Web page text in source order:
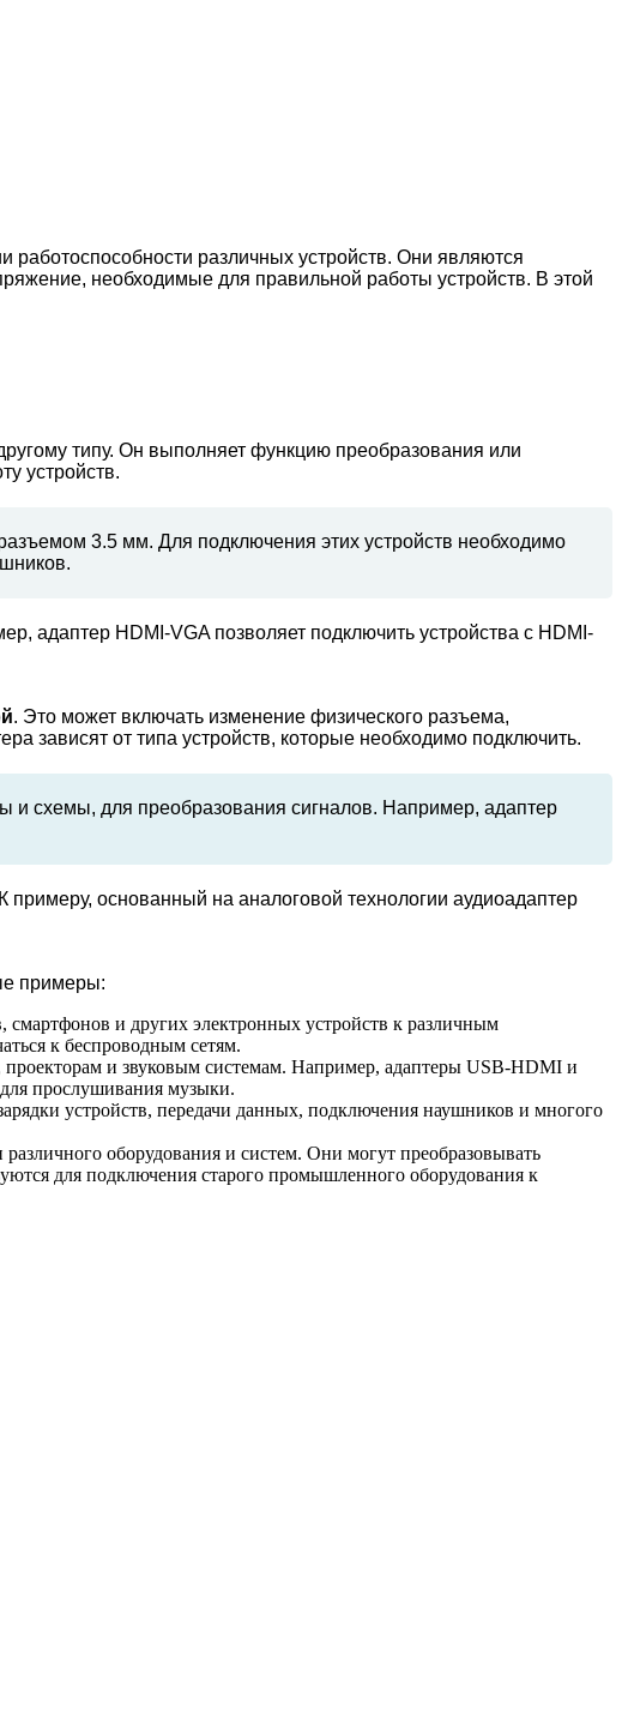
различных устройств. Они являются
необходимые для правильной работы устройств. В этой
типу. Он выполняет функцию преобразования или
устройств.
3.5 мм. Для подключения этих устройств необходимо
адаптер HDMI-VGA позволяет подключить устройства с HDMI-
. Это может включать изменение физического разъема,
зависят от типа устройств, которые необходимо подключить.
и схемы, для преобразования сигналов. Например, адаптер
примеру, основанный на аналоговой технологии аудиоадаптер
примеры:
и других электронных устройств к различным
к беспроводным сетям.
проекторам и звуковым системам. Например, адаптеры USB-HDMI и
прослушивания музыки.
устройств, передачи данных, подключения наушников и многого
оборудования и систем. Они могут преобразовывать
для подключения старого промышленного оборудования к